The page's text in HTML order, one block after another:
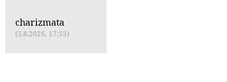
charizmata
(5.8.2026, 17:55)